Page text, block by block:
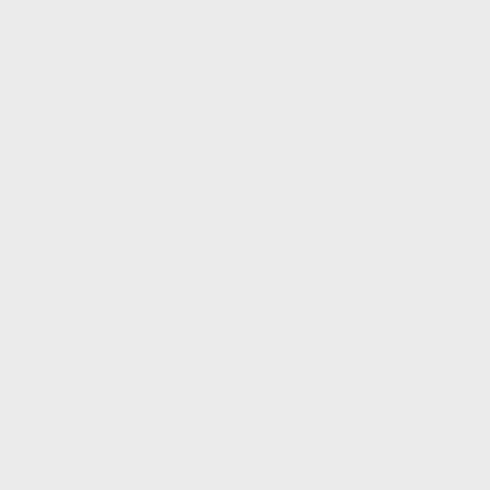
bulunduk. Ortak akıl ve